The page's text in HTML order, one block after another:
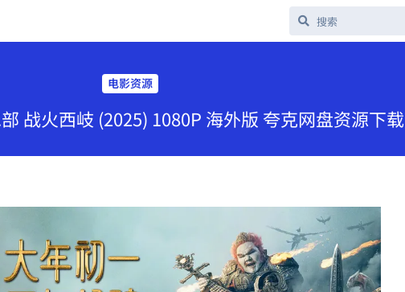
电影资源
部 战火西岐 (2025) 1080P 海外版 夸克网盘资源下载